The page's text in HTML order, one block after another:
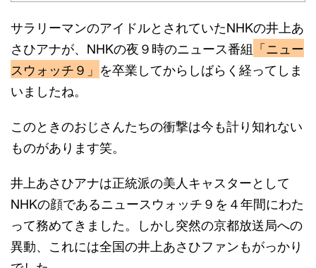
サラリーマンのアイドルとされていたNHKの井上あ
さひアナが、NHKの夜９時のニュース番組 「ニュー
スウォッチ９」 を卒業してからしばらく経ってしま
いましたね。
このときのおじさんたちの衝撃は今も計り知れない
ものがあります笑。
井上あさひアナは正統派の美人キャスターとして
NHKの顔であるニュースウォッチ９を４年間にわた
って務めてきました。しかし突然の京都放送局への
異動、これには全国の井上あさひファンもがっかり